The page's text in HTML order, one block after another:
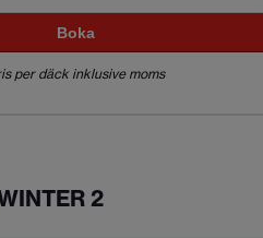
Boka
per däck inklusive moms
2